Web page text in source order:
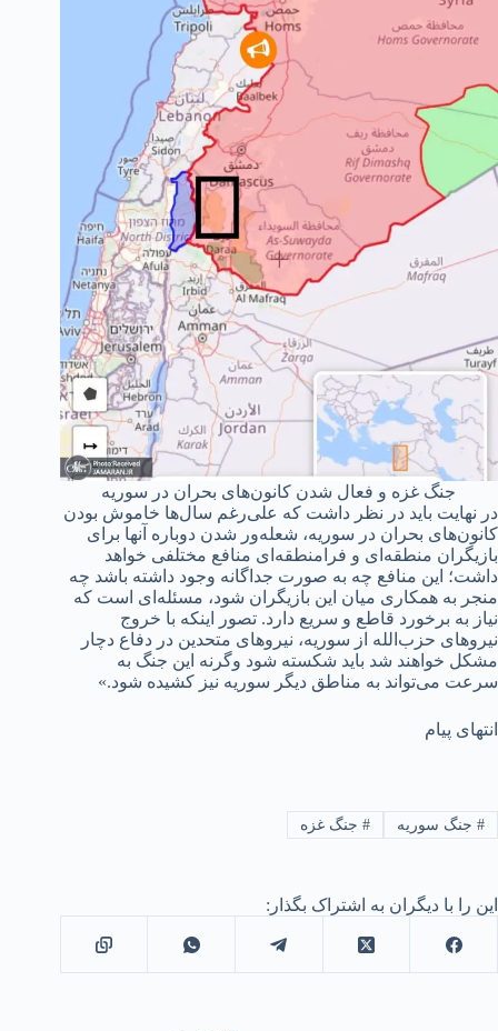
جنگ غزه و فعال شدن کانون‌های بحران در سوریه
در نهایت باید در نظر داشت که علی‌رغم سال‌ها خاموش بودن
کانون‌های بحران در سوریه، شعله‌ور شدن دوباره آنها برای
بازیگران منطقه‌ای و فرامنطقه‌ای منافع مختلفی خواهد
داشت؛ این منافع چه به صورت جداگانه وجود داشته باشد چه
منجر به همکاری میان این بازیگران شود، مسئله‌‌ای است که
نیاز به برخورد قاطع و سریع دارد. تصور اینکه با خروج
نیروهای حزب‌الله از سوریه، نیروهای متحدین در دفاع دچار
مشکل خواهند شد باید شکسته شود وگرنه این جنگ به
سرعت می‌تواند به مناطق دیگر سوریه نیز کشیده شود.»
انتهای پیام
#جنگ سوریه #جنگ غزه
این را با دیگران به اشتراک بگذار: